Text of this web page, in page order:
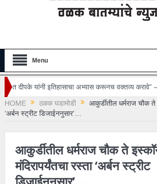
Menu
यांनी इतिहासाचा अभ्यास करूनच वक्तव्य करावे” –
आश्वासन…
HOME ठळक घडामोडी
आकुर्डीतील धर्मराज चौक ते
‘अर्बन स्ट्रीट डिजाईननुसार’…
आकुर्डीतील धर्मराज चौक ते
मंदिरापर्यंतचा रस्ता ‘अर्बन स्ट्रीट